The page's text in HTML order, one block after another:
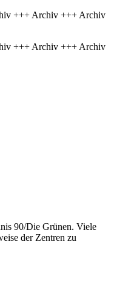
+++ Archiv +++ Archiv
+++ Archiv +++ Archiv
90/Die Grünen. Viele
der Zentren zu